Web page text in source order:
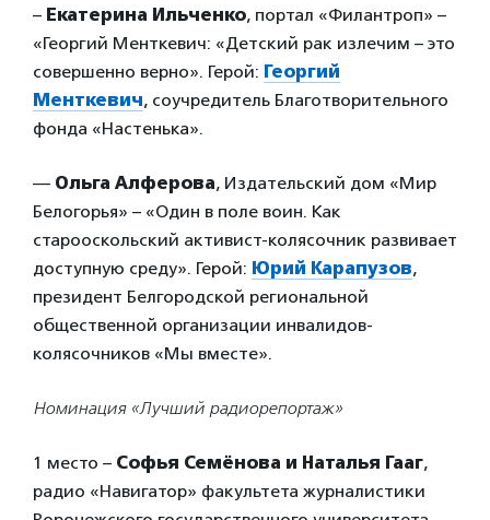
– Екатерина Ильченко, портал «Филантроп» –
«Георгий Менткевич: «Детский рак излечим – это
совершенно верно». Герой: Георгий
Менткевич, соучредитель Благотворительного
фонда «Настенька».
— Ольга Алферова, Издательский дом «Мир
Белогорья» – «Один в поле воин. Как
старооскольский активист-колясочник развивает
доступную среду». Герой: Юрий Карапузов,
президент Белгородской региональной
общественной организации инвалидов-
колясочников «Мы вместе».
Номинация «Лучший радиорепортаж»
1 место – Софья Семёнова и Наталья Гааг,
радио «Навигатор» факультета журналистики